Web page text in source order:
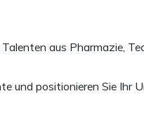
aus Pharmazie,
und positionieren Sie Ihr